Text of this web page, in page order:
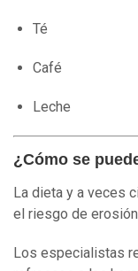
Té
Café
Leche
¿Cómo se
La dieta y a veces
el riesgo de
Los especialistas